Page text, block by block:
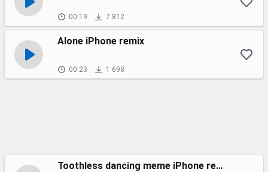
00:19 7 812
Alone iPhone remix
00:23 1 698
Toothless dancing meme iPhone remix